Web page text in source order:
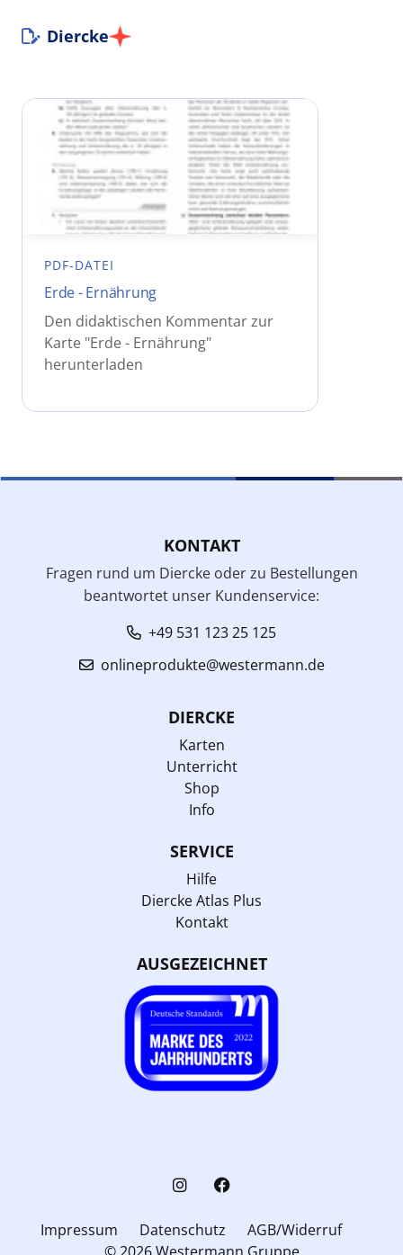
Diercke
PDF-DATEI
Erde - Ernährung
Den didaktischen Kommentar zur
Karte "Erde - Ernährung"
herunterladen
KONTAKT
Fragen rund um Diercke oder zu Bestellungen
beantwortet unser Kundenservice:
+49 531 123 25 125
onlineprodukte@westermann.de
DIERCKE
Karten
Unterricht
Shop
Info
SERVICE
Hilfe
Diercke Atlas Plus
Kontakt
AUSGEZEICHNET
Impressum Datenschutz
AGB/Widerruf